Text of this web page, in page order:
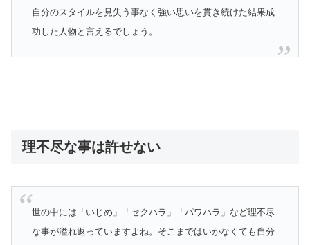
自分のスタイルを見失う事なく強い思いを貫き続けた結果成
功した人物と言えるでしょう。
理不尽な事は許せない
世の中には「いじめ」「セクハラ」「パワハラ」など理不尽
な事が溢れ返っていますよね。そこまではいかなくても自分